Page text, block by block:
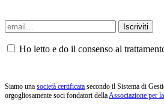
Ho letto e do il consenso al
Siamo una società certificata secondo il Sistema di
orgogliosamente soci fondatori dellaAssociazione per